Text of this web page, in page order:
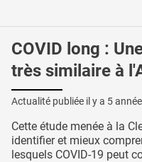
COVID long :
très similaire à
Actualité publiée il y a 5
Cette étude menée à la
identifier et mieux
lesquels COVID-19 peut